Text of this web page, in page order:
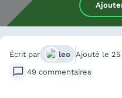
Écrit par leo Ajouté le 25
49 commentaires